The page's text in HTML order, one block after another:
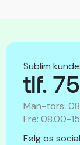
Sublim
tlf.
Man-tors:
Fre: 08.00-
Følg os